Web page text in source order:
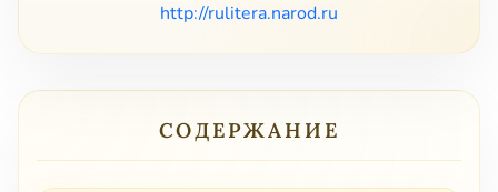
http://rulitera.narod.ru
СОДЕРЖАНИЕ